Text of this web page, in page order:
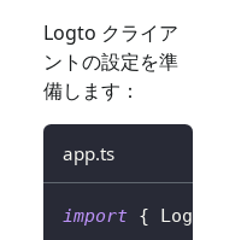
Logto クライア
ントの設定を準
備します：
app.ts
import {